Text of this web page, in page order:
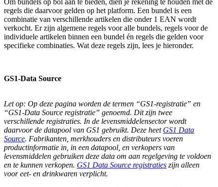
regels die daarvoor gelden op het platform. Een bundel is een
combinatie van verschillende artikelen die onder 1 EAN wordt
verkocht. Er zijn algemene regels voor alle bundels, regels voor de
individuele artikelen binnen een bundel én regels die gelden voor
specifieke combinaties. Wat deze regels zijn, lees je hieronder.
GS1-Data Source
Let op: Op deze pagina worden de termen “GS1-registratie” en
“GS1-Data Source registratie” genoemd. Dit zijn twee
verschillende registraties. In de levensmiddelensector wordt
daarvoor de datapool van GS1 gebruikt. Deze heet GS1 Data
Source. Fabrikanten, merkhouders en distributeurs voeren
productinformatie in, in een datapool, en verkopers van
levensmiddelen gebruiken deze data om aan regelgeving te voldoen
en te kunnen verkopen. GS1 Data Source registraties zijn alleen
voor eet- en drinkwaren verplicht.